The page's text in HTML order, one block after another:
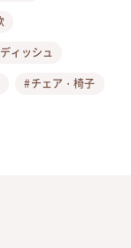
ィッシュ
#チェア・椅子